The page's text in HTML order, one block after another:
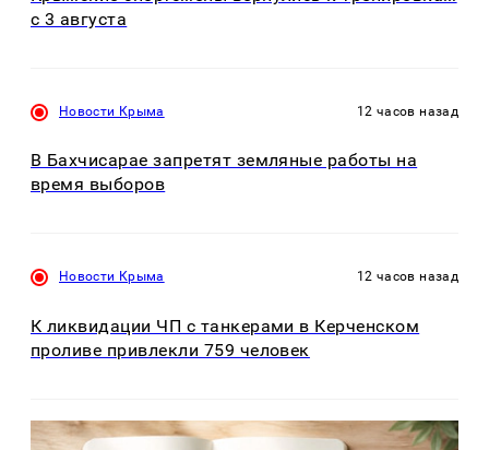
с 3 августа
Новости Крыма 12 часов назад
В Бахчисарае запретят земляные работы на
время выборов
Новости Крыма 12 часов назад
К ликвидации ЧП с танкерами в Керченском
проливе привлекли 759 человек